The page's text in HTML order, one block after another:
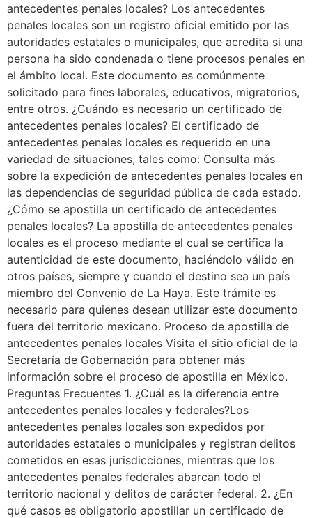
antecedentes penales locales? Los antecedentes
penales locales son un registro oficial emitido por las
autoridades estatales o municipales, que acredita si una
persona ha sido condenada o tiene procesos penales en
el ámbito local. Este documento es comúnmente
solicitado para fines laborales, educativos, migratorios,
entre otros. ¿Cuándo es necesario un certificado de
antecedentes penales locales? El certificado de
antecedentes penales locales es requerido en una
variedad de situaciones, tales como: Consulta más
sobre la expedición de antecedentes penales locales en
las dependencias de seguridad pública de cada estado.
¿Cómo se apostilla un certificado de antecedentes
penales locales? La apostilla de antecedentes penales
locales es el proceso mediante el cual se certifica la
autenticidad de este documento, haciéndolo válido en
otros países, siempre y cuando el destino sea un país
miembro del Convenio de La Haya. Este trámite es
necesario para quienes desean utilizar este documento
fuera del territorio mexicano. Proceso de apostilla de
antecedentes penales locales Visita el sitio oficial de la
Secretaría de Gobernación para obtener más
información sobre el proceso de apostilla en México.
Preguntas Frecuentes 1. ¿Cuál es la diferencia entre
antecedentes penales locales y federales?Los
antecedentes penales locales son expedidos por
autoridades estatales o municipales y registran delitos
cometidos en esas jurisdicciones, mientras que los
antecedentes penales federales abarcan todo el
territorio nacional y delitos de carácter federal. 2. ¿En
qué casos es obligatorio apostillar un certificado de